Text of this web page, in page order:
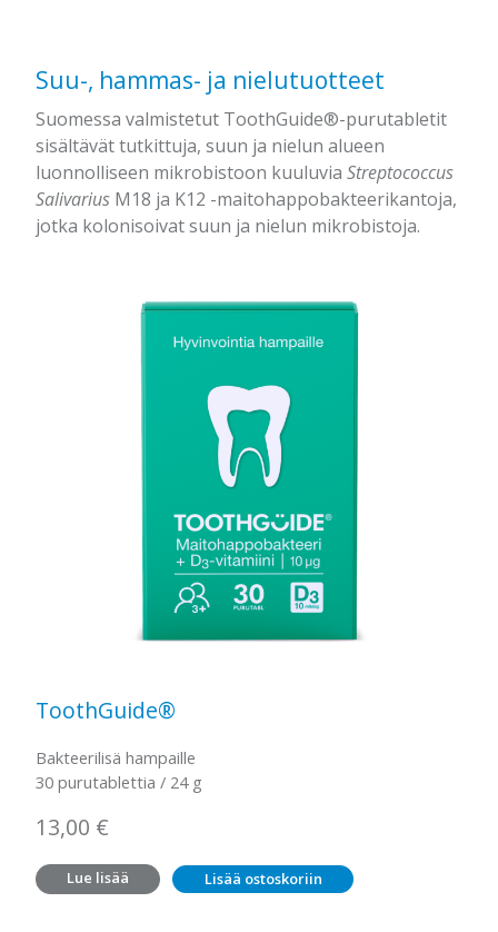
Suu-, hammas- ja nielutuotteet
Suomessa valmistetut ToothGuide®-purutabletit
sisältävät tutkittuja, suun ja nielun alueen
luonnolliseen mikrobistoon kuuluvia Streptococcus
Salivarius M18 ja K12 -maitohappobakteerikantoja,
jotka kolonisoivat suun ja nielun mikrobistoja.
ToothGuide®
Bakteerilisä hampaille
30 purutablettia / 24 g
13,00 €
Lue lisää Lisää ostoskoriin